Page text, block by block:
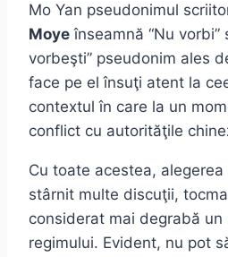
Mo Yan pseudonimul
Moye înseamnă “Nu vorbi”
vorbeşti” pseudonim ales
face pe el însuţi atent la
contextul în care la un
conflict cu autorităţile
Cu toate acestea, alegerea
stârnit multe discuţii,
considerat mai degrabă
regimului. Evident, nu pot